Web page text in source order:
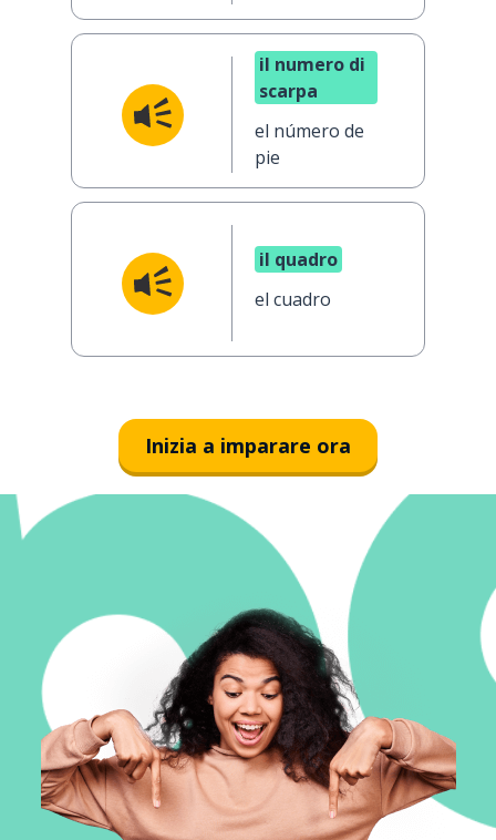
il numero di
scarpa
el número de
pie
il quadro
el cuadro
Inizia a imparare ora